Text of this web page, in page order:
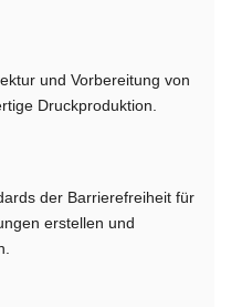
und Vorbereitung von
Druckproduktion.
der Barrierefreiheit für
erstellen und